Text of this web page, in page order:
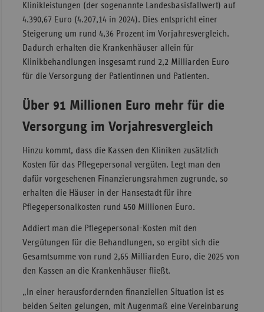
Klinikleistungen (der sogenannte Landesbasisfallwert) auf
4.390,67 Euro (4.207,14 in 2024). Dies entspricht einer
Steigerung um rund 4,36 Prozent im Vorjahresvergleich.
Dadurch erhalten die Krankenhäuser allein für
Klinikbehandlungen insgesamt rund 2,2 Milliarden Euro
für die Versorgung der Patientinnen und Patienten.
Über 91 Millionen Euro mehr für die
Versorgung im Vorjahresvergleich
Hinzu kommt, dass die Kassen den Kliniken zusätzlich
Kosten für das Pflegepersonal vergüten. Legt man den
dafür vorgesehenen Finanzierungsrahmen zugrunde, so
erhalten die Häuser in der Hansestadt für ihre
Pflegepersonalkosten rund 450 Millionen Euro.
Addiert man die Pflegepersonal-Kosten mit den
Vergütungen für die Behandlungen, so ergibt sich die
Gesamtsumme von rund 2,65 Milliarden Euro, die 2025 von
den Kassen an die Krankenhäuser fließt.
„In einer herausfordernden finanziellen Situation ist es
beiden Seiten gelungen, mit Augenmaß eine Vereinbarung